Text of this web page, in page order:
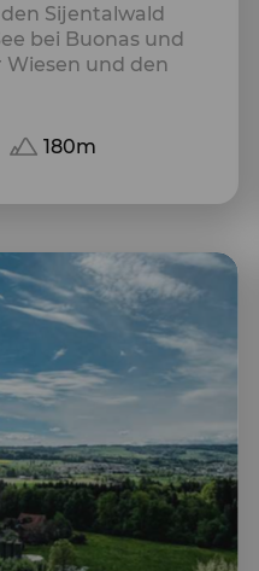
Sijentalwald
bei Buonas und
Wiesen und den
180m